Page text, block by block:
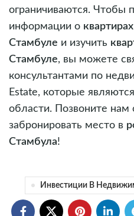
ограничиваются. Чтобы
информации о
Стамбуле и изучить
Стамбуле, вы можете
консультантами по
Estate, которые
области. Позвоните нам
забронировать место в
Стамбула!
Инвестиции В